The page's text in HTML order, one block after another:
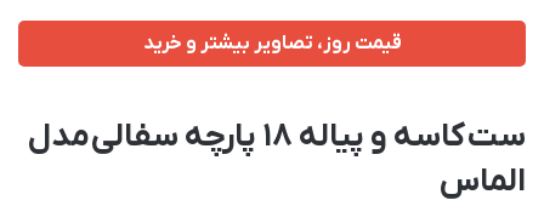
قیمت روز، تصاویر بیشتر و خرید
ست کاسه و پیاله 18 پارچه سفالی مدل
الماس